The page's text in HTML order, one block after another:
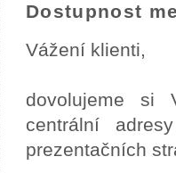
Dostupnost
Vážení klienti,
dovolujeme si
centrální
prezentačních